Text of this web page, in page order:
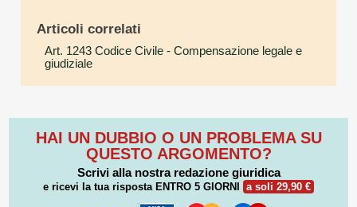
Articoli correlati
Art. 1243 Codice Civile - Compensazione legale e
giudiziale
HAI UN DUBBIO O UN PROBLEMA SU
QUESTO ARGOMENTO?
Scrivi alla nostra redazione giuridica
e ricevi la tua risposta ENTRO 5 GIORNI a soli 29,90 €